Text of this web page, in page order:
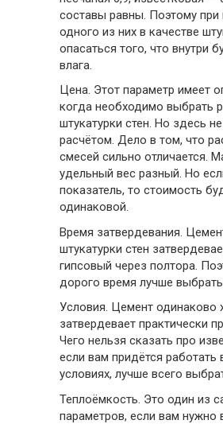
составы равны. Поэтому при
одного из них в качестве
опасаться того, что внутри
влага.
Цена. Этот параметр имеет
когда необходимо выбрать
штукатурки стен. Но здесь
расчётом. Дело в том, что
смесей сильно отличается.
удельный вес разный. Но
показатель, то стоимость
одинаковой.
Время затвердевания .
штукатурки стен
гипсовый через полтора.
дорого время лучше выбрать
Условия. Цемент одинаково
затвердевает практически
Чего нельзя сказать про
если вам придётся работать
условиях, лучше всего
Теплоёмкость . Это один из
параметров, если вам нужно